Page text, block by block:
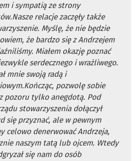
i sympatią ze strony
relacje zaczęły także
Myślę, że nie będzie
że bardzo się z Andrzejem
Miałem okazję poznać
serdecznego i wrażliwego.
mnie swoją radą i
pozwolę sobie
pozoru tylko anegdotą. Pod
stowarzyszenia dołączył
się przyznać, ale w pewnym
celowo denerwować Andrzeja,
naszym tatą lub ojcem. Wtedy
się nam do osób